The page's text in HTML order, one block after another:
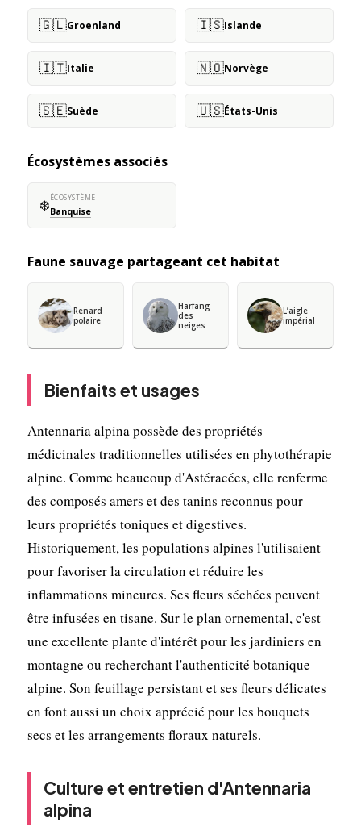
🇬🇱Groenland 🇮🇸Islande
🇮🇹Italie 🇳🇴Norvège
🇸🇪Suède 🇺🇸États-Unis
Écosystèmes associés
❄️ÉCOSYSTÈME
Banquise
Faune sauvage partageant cet habitat
Renard
polaire
Harfang
des
neiges
L’aigle
impérial
Bienfaits et usages
Antennaria alpina possède des propriétés
médicinales traditionnelles utilisées en phytothérapie
alpine. Comme beaucoup d'Astéracées, elle renferme
des composés amers et des tanins reconnus pour
leurs propriétés toniques et digestives.
Historiquement, les populations alpines l'utilisaient
pour favoriser la circulation et réduire les
inflammations mineures. Ses fleurs séchées peuvent
être infusées en tisane. Sur le plan ornemental, c'est
une excellente plante d'intérêt pour les jardiniers en
montagne ou recherchant l'authenticité botanique
alpine. Son feuillage persistant et ses fleurs délicates
en font aussi un choix apprécié pour les bouquets
secs et les arrangements floraux naturels.
Culture et entretien d'Antennaria
alpina